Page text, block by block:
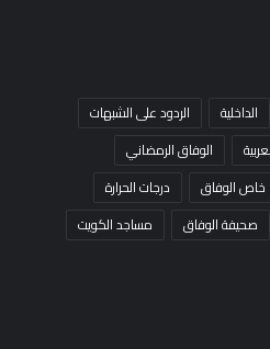
الداخلية
الردود على الشبهات
الوفاق الرمضاني
خاص الوفاق
درجات الحرارة
صحيفة الوفاق
مساجد الكويت